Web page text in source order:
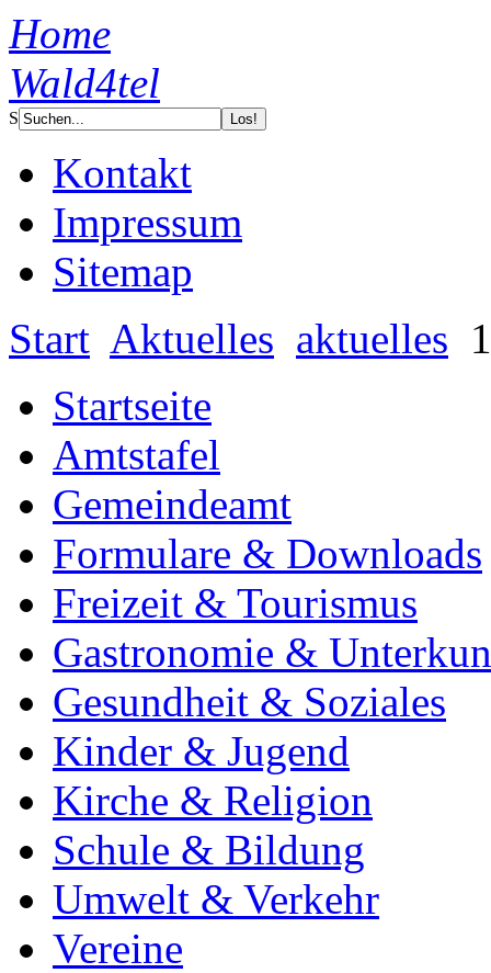
Home
Wald4tel
S
Kontakt
Impressum
Sitemap
Start Aktuelles aktuelles
Startseite
Amtstafel
Gemeindeamt
Formulare & Downloads
Freizeit & Tourismus
Gastronomie &
Gesundheit & Soziales
Kinder & Jugend
Kirche & Religion
Schule & Bildung
Umwelt & Verkehr
Vereine